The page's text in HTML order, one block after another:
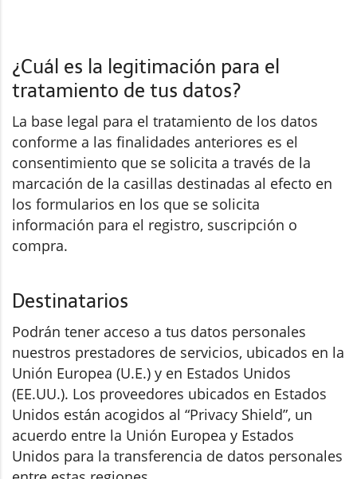
¿Cuál es la legitimación para el
tratamiento de tus datos?
La base legal para el tratamiento de los datos
conforme a las finalidades anteriores es el
consentimiento que se solicita a través de la
marcación de la casillas destinadas al efecto en
los formularios en los que se solicita
información para el registro, suscripción o
compra.
Destinatarios
Podrán tener acceso a tus datos personales
nuestros prestadores de servicios, ubicados en la
Unión Europea (U.E.) y en Estados Unidos
(EE.UU.). Los proveedores ubicados en Estados
Unidos están acogidos al “Privacy Shield”, un
acuerdo entre la Unión Europea y Estados
Unidos para la transferencia de datos personales